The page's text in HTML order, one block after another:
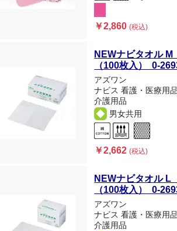
￥2,860(税込)
NEWナビタオル M
（100枚入） 0-
アズワン
ナビス 看護・医療用
介護用品
男女共用
￥2,662(税込)
NEWナビタオル L
（100枚入） 0-
アズワン
ナビス 看護・医療用
介護用品